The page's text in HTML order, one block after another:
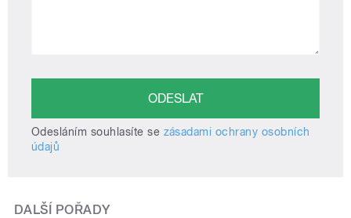
Odesláním souhlasíte se zásadami ochrany osobních
údajů
DALŠÍ POŘADY